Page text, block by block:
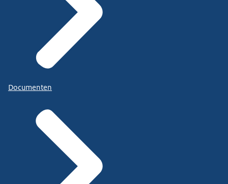
Documenten